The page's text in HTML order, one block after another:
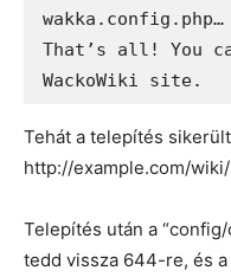
wakka.config.php…
That’s all! You
WackoWiki site.
Tehát a telepítés
http://example.com/wiki/
Telepítés után a
tedd vissza 644-re, és a